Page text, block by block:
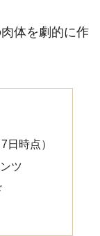
体を劇的に作
時点）
ツ